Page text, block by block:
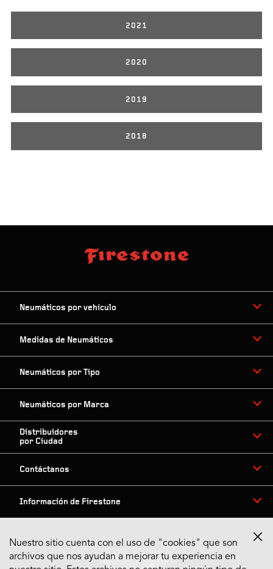
2021
2020
2019
2018
Neumáticos por vehículo
Medidas de Neumáticos
Neumáticos por Tipo
Neumáticos por Marca
Distribuidores
por Ciudad
Contáctanos
Información de Firestone
Síguenos en Redes
Nuestro sitio cuenta con el uso de "cookies" que son
archivos que nos ayudan a mejorar tu experiencia en